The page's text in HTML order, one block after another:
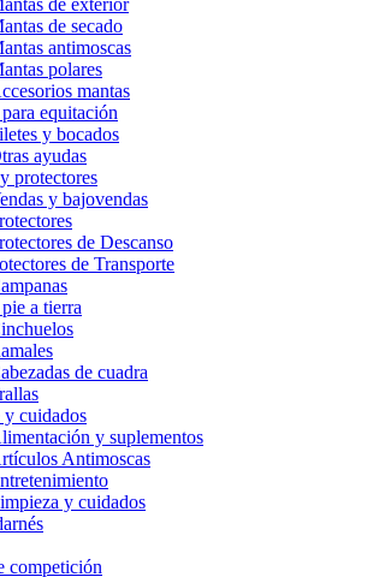
de exterior
de secado
antimoscas
polares
mantas
equitación
y bocados
ayudas
protectores
y bajovendas
de Descanso
de Transporte
a tierra
de cuadra
cuidados
y suplementos
Antimoscas
y cuidados
competición